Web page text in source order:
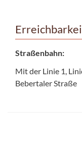
Straßenbahn:
Mit der Linie 1,
Bebertaler Straße